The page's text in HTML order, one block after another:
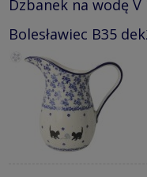
Dzbanek na wodę
Bolesławiec B35